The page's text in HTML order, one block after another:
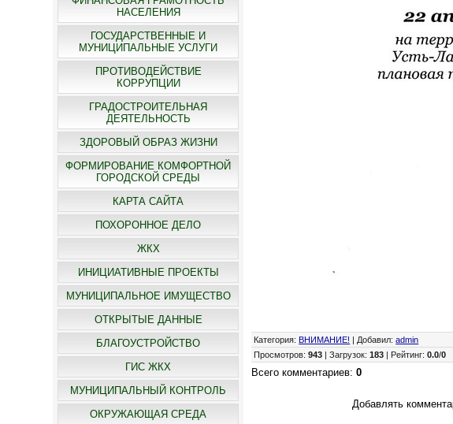
НАСЕЛЕНИЯ
ГОСУДАРСТВЕННЫЕ И
МУНИЦИПАЛЬНЫЕ УСЛУГИ
ПРОТИВОДЕЙСТВИЕ
КОРРУПЦИИ
ГРАДОСТРОИТЕЛЬНАЯ
ДЕЯТЕЛЬНОСТЬ
ЗДОРОВЫЙ ОБРАЗ ЖИЗНИ
ФОРМИРОВАНИЕ КОМФОРТНОЙ
ГОРОДСКОЙ СРЕДЫ
КАРТА САЙТА
ПОХОРОННОЕ ДЕЛО
ЖКХ
ИНИЦИАТИВНЫЕ ПРОЕКТЫ
МУНИЦИПАЛЬНОЕ ИМУЩЕСТВО
ОТКРЫТЫЕ ДАННЫЕ
БЛАГОУСТРОЙСТВО
ГИС ЖКХ
МУНИЦИПАЛЬНЫЙ КОНТРОЛЬ
ОКРУЖАЮЩАЯ СРЕДА
Категория: ВНИМАНИЕ! Добавил:admin
Просмотров:943 |Загрузок:183 Рейтинг:0.0/0
Всего комментариев:0
Добавлять